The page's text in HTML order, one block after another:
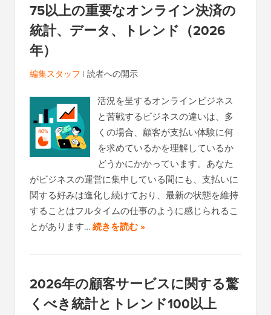
75以上の重要なオンライン決済の
統計、データ、トレンド（2026
年）
編集スタッフ | 読者への開示
活況を呈するオンラインビジネス
と苦戦するビジネスの違いは、多
くの場合、顧客が支払い体験に何
を求めているかを理解しているか
どうかにかかっています。あなた
がビジネスの運営に集中している間にも、支払いに
関する好みは進化し続けており、最新の状態を維持
することはフルタイムの仕事のように感じられるこ
とがあります…続きを読む »
2026年の顧客サービスに関する驚
くべき統計とトレンド100以上